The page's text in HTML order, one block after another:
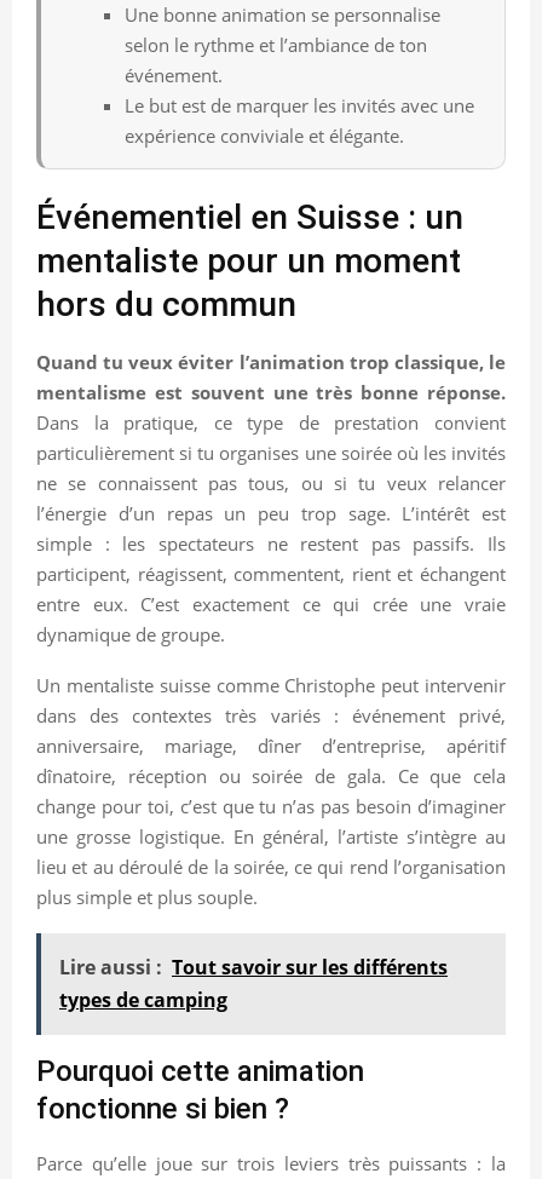
Une bonne animation se personnalise
selon le rythme et l’ambiance de ton
événement.
Le but est de marquer les invités avec une
expérience conviviale et élégante.
Événementiel en Suisse : un
mentaliste pour un moment
hors du commun
Quand tu veux éviter l’animation trop classique, le
mentalisme est souvent une très bonne réponse.
Dans la pratique, ce type de prestation convient
particulièrement si tu organises une soirée où les invités
ne se connaissent pas tous, ou si tu veux relancer
l’énergie d’un repas un peu trop sage. L’intérêt est
simple : les spectateurs ne restent pas passifs. Ils
participent, réagissent, commentent, rient et échangent
entre eux. C’est exactement ce qui crée une vraie
dynamique de groupe.
Un mentaliste suisse comme Christophe peut intervenir
dans des contextes très variés : événement privé,
anniversaire, mariage, dîner d’entreprise, apéritif
dînatoire, réception ou soirée de gala. Ce que cela
change pour toi, c’est que tu n’as pas besoin d’imaginer
une grosse logistique. En général, l’artiste s’intègre au
lieu et au déroulé de la soirée, ce qui rend l’organisation
plus simple et plus souple.
Lire aussi : Tout savoir sur les différents
types de camping
Pourquoi cette animation
fonctionne si bien ?
Parce qu’elle joue sur trois leviers très puissants : la